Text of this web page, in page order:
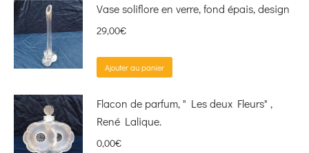
Vase soliflore en verre, fond épais, design
29,00€
Ajouter au panier
Flacon de parfum, " Les deux Fleurs" ,
René Lalique.
0,00€